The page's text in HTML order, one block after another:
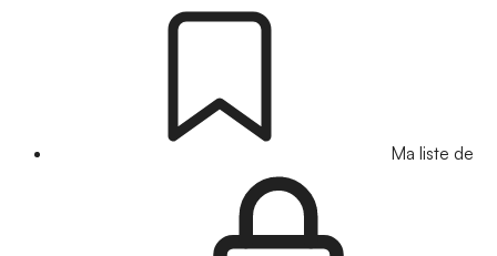
Ma liste de